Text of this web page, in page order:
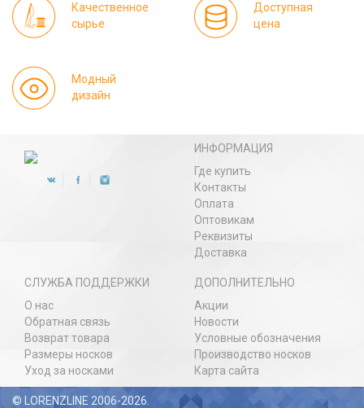
Качественное
сырье
Доступная
цена
Модный
дизайн
ИНФОРМАЦИЯ
Где купить
Контакты
Оплата
Оптовикам
Реквизиты
Доставка
СЛУЖБА ПОДДЕРЖКИ
О нас
Обратная связь
Возврат товара
Размеры носков
Уход за носками
ДОПОЛНИТЕЛЬНО
Акции
Новости
Условные обозначения
Производство носков
Карта сайта
© LORENZLINE 2006-2026.